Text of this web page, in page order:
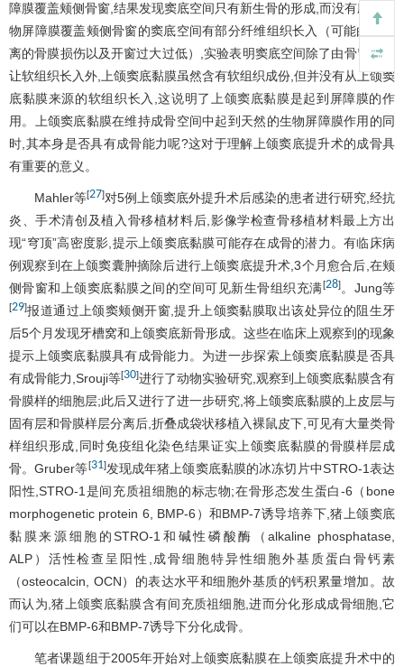
障膜覆盖颊侧骨窗,结果发现窦底空间只有新生骨的形成,而没有应用生
物屏障膜覆盖颊侧骨窗的窦底空间有部分纤维组织长入（可能由于剥
离的骨膜损伤以及开窗过大过低）,实验表明窦底空间除了由骨窗口可
让软组织长入外,上颌窦底黏膜虽然含有软组织成份,但并没有从上颌窦
底黏膜来源的软组织长入,这说明了上颌窦底黏膜是起到屏障膜的作
用。上颌窦底黏膜在维持成骨空间中起到天然的生物屏障膜作用的同
时,其本身是否具有成骨能力呢?这对于理解上颌窦底提升术的成骨具
有重要的意义。
Mahler等[27]对5例上颌窦底外提升术后感染的患者进行研究,经抗
炎、手术清创及植入骨移植材料后,影像学检查骨移植材料最上方出
现“穹顶”高密度影,提示上颌窦底黏膜可能存在成骨的潜力。有临床病
例观察到在上颌窦囊肿摘除后进行上颌窦底提升术,3个月愈合后,在颊
侧骨窗和上颌窦底黏膜之间的空间可见新生骨组织充满[28]。Jung等
[29]报道通过上颌窦颊侧开窗,提升上颌窦黏膜取出该处异位的阻生牙
后5个月发现牙槽窝和上颌窦底新骨形成。这些在临床上观察到的现象
提示上颌窦底黏膜具有成骨能力。为进一步探索上颌窦底黏膜是否具
有成骨能力,Srouji等[30]进行了动物实验研究,观察到上颌窦底黏膜含有
骨膜样的细胞层;此后又进行了进一步研究,将上颌窦底黏膜的上皮层与
固有层和骨膜样层分离后,折叠成袋状移植入裸鼠皮下,可见有大量类骨
样组织形成,同时免疫组化染色结果证实上颌窦底黏膜的骨膜样层成
骨。Gruber等[31]发现成年猪上颌窦底黏膜的冰冻切片中STRO-1表达
阳性,STRO-1是间充质祖细胞的标志物;在骨形态发生蛋白-6（bone
morphogenetic protein 6, BMP-6）和BMP-7诱导培养下,猪上颌窦底
黏膜来源细胞的STRO-1和碱性磷酸酶（alkaline phosphatase,
ALP）活性检查呈阳性,成骨细胞特异性细胞外基质蛋白骨钙素
（osteocalcin, OCN）的表达水平和细胞外基质的钙积累量增加。故
而认为,猪上颌窦底黏膜含有间充质祖细胞,进而分化形成成骨细胞,它
们可以在BMP-6和BMP-7诱导下分化成骨。
笔者课题组于2005年开始对上颌窦底黏膜在上颌窦底提升术中的